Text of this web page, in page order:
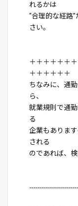
れるかは
“合理的な経路
さい。
＋＋＋＋＋＋
＋＋＋＋＋＋
ちなみに、通
ら、
就業規則で通
る
企業もありま
される
のであれば、